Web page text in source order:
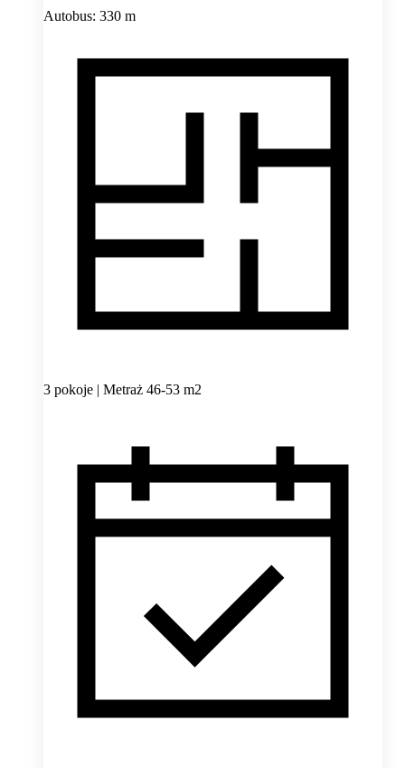
Autobus: 330 m
3 pokoje | Metraż 46-53 m2